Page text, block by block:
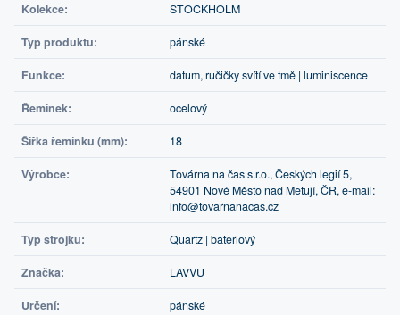
Kolekce: STOCKHOLM
Typ produktu: pánské
Funkce: datum, ručičky svítí ve tmě | luminiscence
Řemínek: ocelový
Šířka řemínku (mm): 18
Výrobce:
Továrna na čas s.r.o., Českých legií 5,
54901 Nové Město nad Metují, ČR, e-mail:
info@tovarnanacas.cz
Typ strojku: Quartz | bateriový
Značka: LAVVU
Určení: pánské